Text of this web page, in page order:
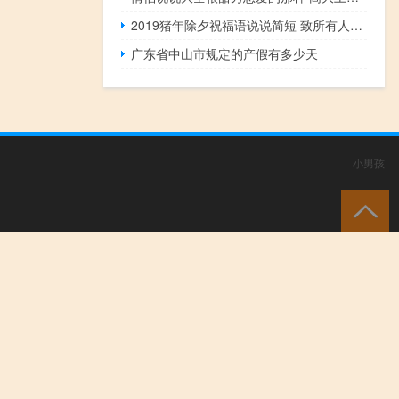
2019猪年除夕祝福语说说简短 致所有人的猪年暖心祝福
广东省中山市规定的产假有多少天
小男孩